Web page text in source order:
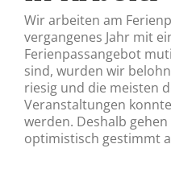
Wir arbeiten am
vergangenes Jahr mit
Ferienpassangebot
sind, wurden wir
riesig und die meisten
Veranstaltungen
werden. Deshalb
optimistisch gestimmt